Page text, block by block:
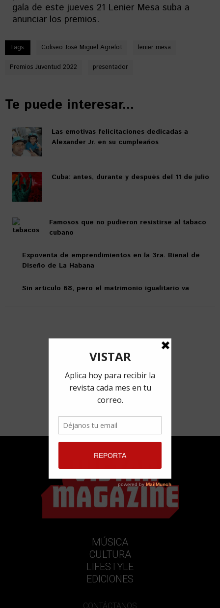
gala de este jueves 21 Lenier Mesa suba a
anunciar los premios.
Tags: Coliseo José Miguel Agrelot lenier mesa
Premios Juventud 2022 presentador
Te puede interesar...
Las emotivas felicitaciones dedicadas a
Alexander Jr. en su cumpleaños
Cuba: antes, durante y después del 11 de julio
Famosos que no pudieron resistirse al tabaco
cubano
Expoventa de emprendimientos en la 3ra. Bienal de
Diseño de La Habana
Sin artículo 68, pero el matrimonio igualitario va
MÚSICA
CULTURA
LIFESTYLE
EDICIONES
CONTÁCTANOS